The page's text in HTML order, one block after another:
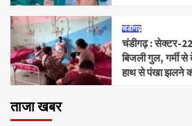
चंडीगढ़
चंडीगढ़ : सेक्टर-
बिजली गुल, गर्मी
हाथ से पंखा झलने
ताजा खबर